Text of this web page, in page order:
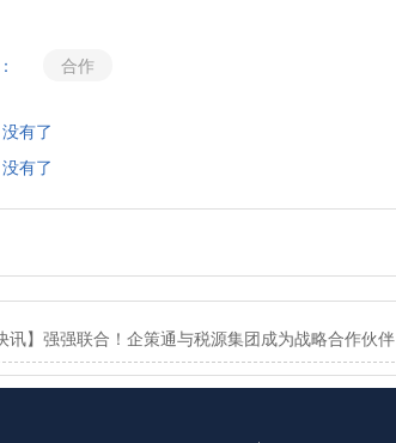
： 合作
有了
有了
讯】强强联合！企策通与税源集团成为战略合作伙伴